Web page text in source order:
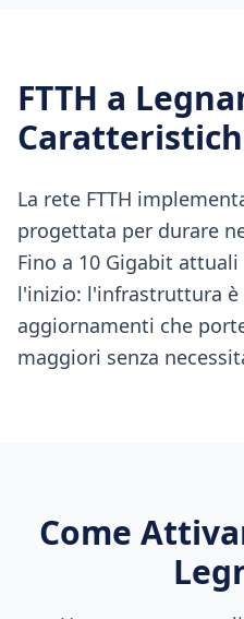
FTTH a
La rete FTTH
progettata per durare
Fino a 10 Gigabit
l'inizio: l'infrastruttura
aggiornamenti che
maggiori senza
Come